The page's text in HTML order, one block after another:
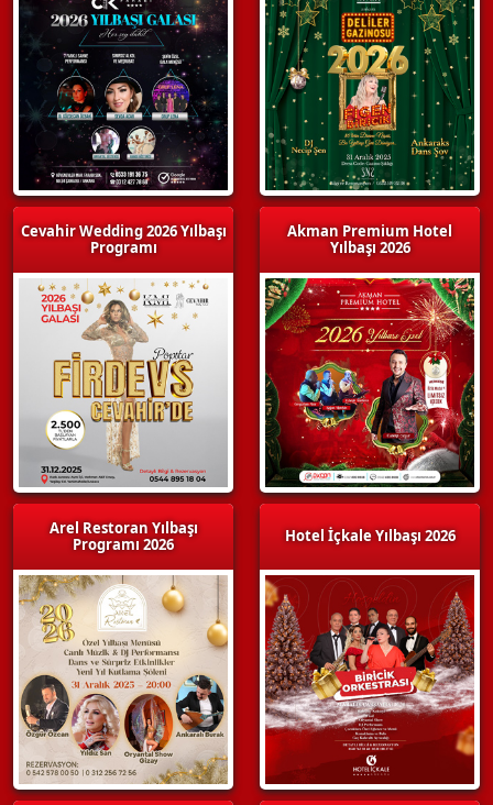
Cevahir Wedding 2026 Yılbaşı
Programı
Arel Restoran Yılbaşı
Programı 2026
Akman Premium Hotel
Yılbaşı 2026
Hotel İçkale Yılbaşı 2026